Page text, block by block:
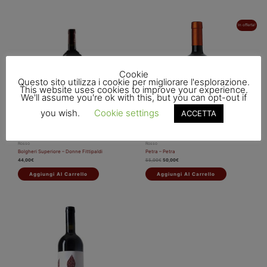
Rosso
Bolgheri Superiore – Donne Fittipaldi
44,00€
Aggiungi Al Carrello
In offerta!
Rosso
Petra – Petra
55,00€ Il
era:
55,00€.
50,00€Il
è:
50,00€.
Aggiungi Al Carrello
Cookie
Questo sito utilizza i cookie per migliorare l'esplorazione.
This website uses cookies to improve your experience.
We'll assume you're ok with this, but you can opt-out if
you wish.
Cookie settings ACCETTA